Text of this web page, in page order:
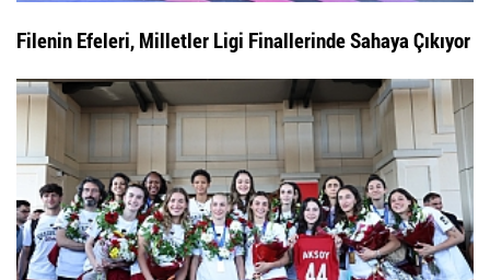
Filenin Efeleri, Milletler Ligi Finallerinde Sahaya Çıkıyor